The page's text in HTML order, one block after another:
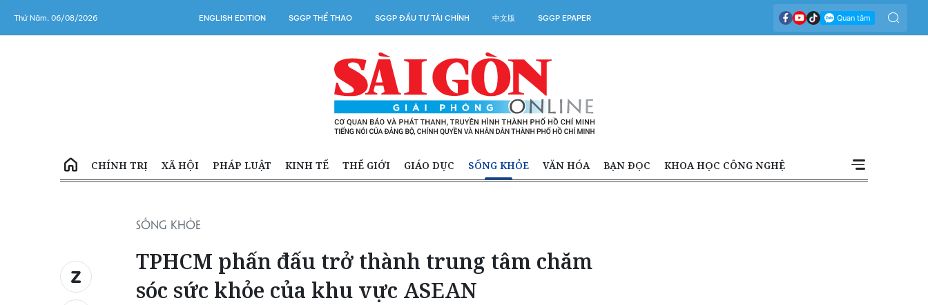
Thứ Năm, 06/08/2026 ENGLISH EDITION SGGP THỂ THAO SGGP ĐẦU TƯ TÀI CHÍNH 中文版 SGGP EPAPER
CHÍNH TRỊ XÃ HỘI PHÁP LUẬT KINH TẾ THẾ GIỚI GIÁO DỤC SỐNG KHỎE VĂN HÓA BẠN ĐỌC KHOA HỌC CÔNG NGHỆ
SỐNG KHỎE
TPHCM phấn đấu trở thành trung tâm chăm
sóc sức khỏe của khu vực ASEAN